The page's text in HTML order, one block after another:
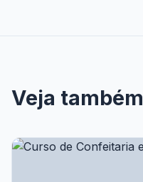
Veja também